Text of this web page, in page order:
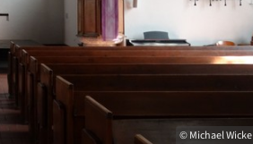
© Michael Wicke